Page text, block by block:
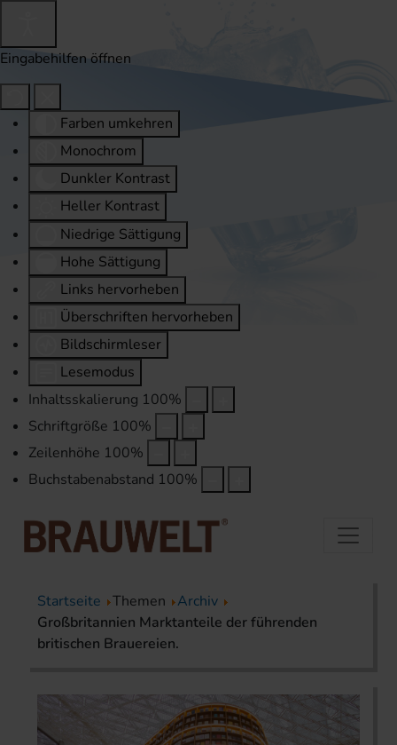
Eingabehilfen öffnen
Farben umkehren
Monochrom
Dunkler Kontrast
Heller Kontrast
Niedrige Sättigung
Hohe Sättigung
Links hervorheben
Überschriften hervorheben
Bildschirmleser
Lesemodus
Inhaltsskalierung 100%
Schriftgröße 100%
Zeilenhöhe 100%
Buchstabenabstand 100%
Startseite Themen
Archiv
Großbritannien Marktanteile der führenden
britischen Brauereien.